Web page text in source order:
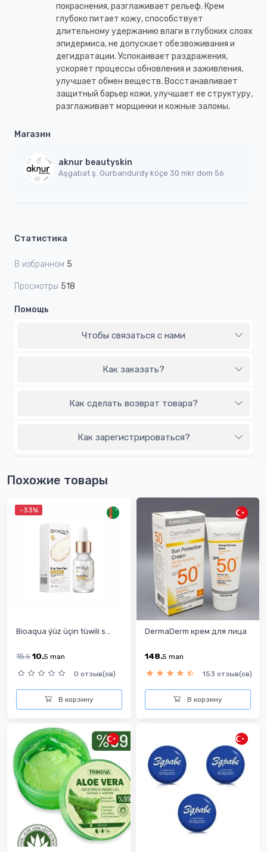
покраснения, разглаживает рельеф. Крем
глубоко питает кожу, способствует
длительному удержанию влаги в глубоких слоях
эпидермиса, не допускает обезвоживания и
дегидратации. Успокаивает раздражения,
ускоряет процессы обновления и заживления,
улучшает обмен веществ. Восстанавливает
защитный барьер кожи, улучшает ее структуру,
разглаживает морщинки и кожные заломы.
Магазин
aknur beautyskin
Aşgabat ş. Gurbandurdy köçe 30 mkr dom 56
Статистика
В избранном 5
Просмотры 518
Помощь
Чтобы связаться с нами
Как заказать?
Как сделать возврат товара?
Как зарегистрироваться?
Похожие товары
-33%
Bioaqua ýüz üçin tüwili s...
15.5 10.5 man
0 отзыв(ов)
В корзину
DermaDerm крем для лица
148.5 man
153 отзыв(ов)
В корзину